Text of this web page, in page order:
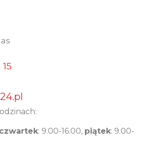
: 9.00-16.00, piątek: 9.00-